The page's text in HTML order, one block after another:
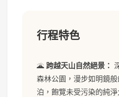
行程特色
🌋 跨越天山自然絕景：
森林公園，漫步如明鏡
泊，飽覽未受污染的純淨